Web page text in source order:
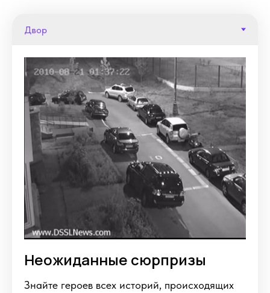
Неожиданные сюрпризы
Знайте героев всех историй, происходящих